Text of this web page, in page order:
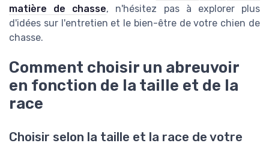
matière de chasse, n'hésitez pas à explorer plus
d'idées sur l'entretien et le bien-être de votre chien de
chasse.
Comment choisir un abreuvoir
en fonction de la taille et de la
race
Choisir selon la taille et la race de votre